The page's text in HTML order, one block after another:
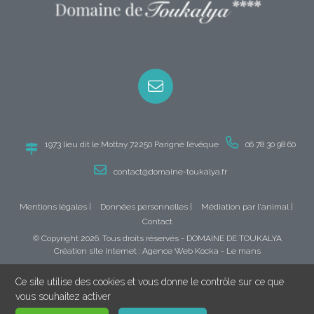
1973 lieu dit le Mottay 72250 Parigné l’évêque 06 78 30 98 60
contact@domaine-toukalya.fr
Mentions légales| Données personnelles| Médiation par l'animal|
Contact
© Copyright 2026. Tous droits réservés - DOMAINE DE TOUKALYA
Création site internet : Agence Web Kocka - Le mans
Ce site utilise des cookies et vous donne le contrôle sur ce que
vous souhaitez activer